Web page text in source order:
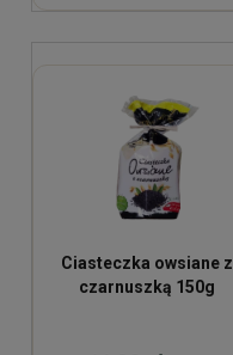
Ciasteczka owsiane z
czarnuszką 150g